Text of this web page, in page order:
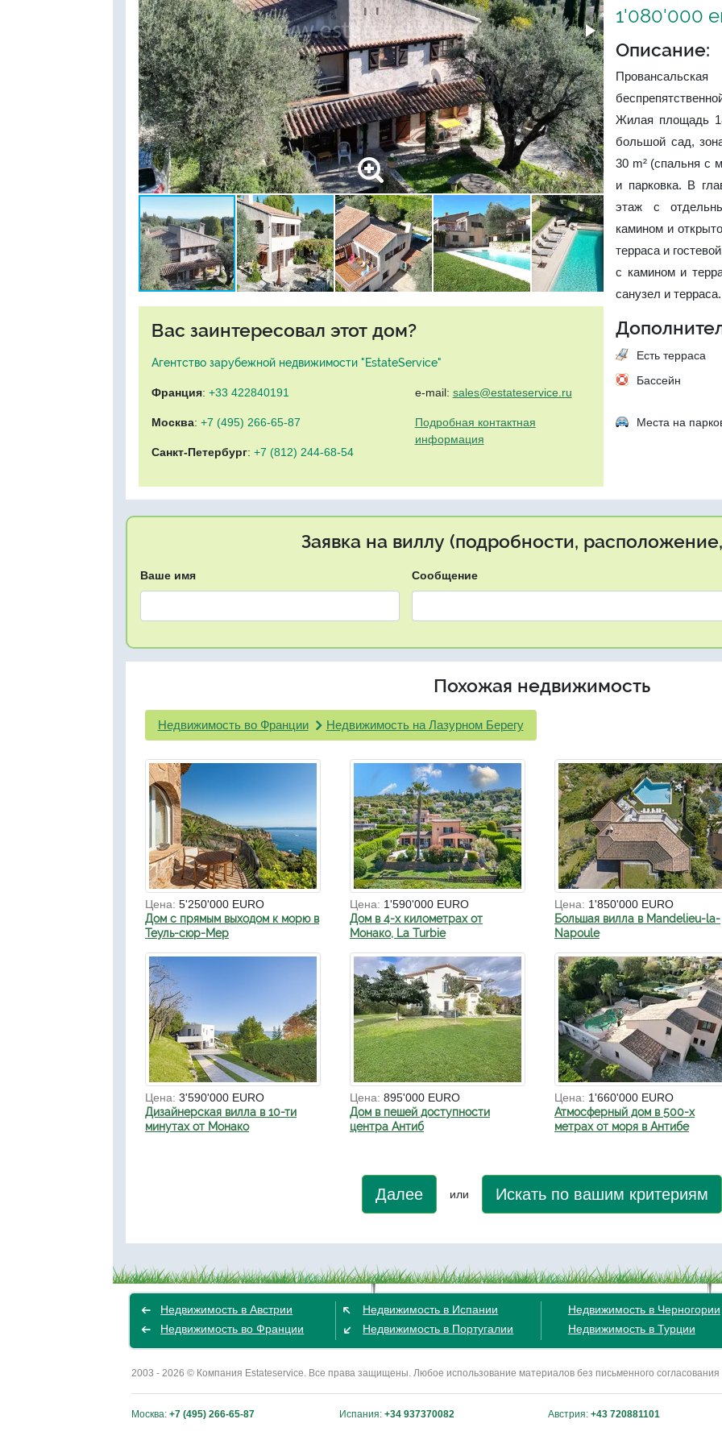
Вас заинтересовал этот дом?
Агентство зарубежной недвижимости "EstateService"
Франция: +33 422840191
Москва: +7 (495) 266-65-87
Санкт-Петербург: +7 (812) 244-68-54
e-mail: sales@estateservice.ru
Подробная контактная
информация
1'080'000
Описание:
Жилая площадь
большой сад,
30 m² (спальня с
и парковка. В
этаж с
камином и
терраса и
с камином и
санузел и
Есть терраса
Бассейн
Места на
Заявка на виллу (подробности,
Ваше имя Сообщение
Похожая недвижимость
Недвижимость во Франции Недвижимость на Лазурном Берегу
Цена: 5'250'000 EURO
Дом с прямым выходом к морю в
Теуль-сюр-Мер
Цена: 1'590'000 EURO
Дом в 4-х километрах от
Монако, La Turbie
Цена: 1'850'000 EURO
Большая вилла в Mandelieu-la-
Napoule
Цена: 3'590'000 EURO
Дизайнерская вилла в 10-ти
минутах от Монако
Цена: 895'000 EURO
Дом в пешей доступности
центра Антиб
Цена: 1'660'000 EURO
Атмосферный дом в 500-х
метрах от моря в Антибе
Далее или Искать по вашим критериям
Недвижимость в Австрии
Недвижимость во Франции
Недвижимость в Испании
Недвижимость в Португалии
Недвижимость в Черногории
Недвижимость в Турции
2003 - 2026 © Компания Estateservice. Все права защищены. Любое использование материалов без письменного
Москва: +7 (495) 266-65-87 Испания: +34 937370082 Австрия: +43 720881101